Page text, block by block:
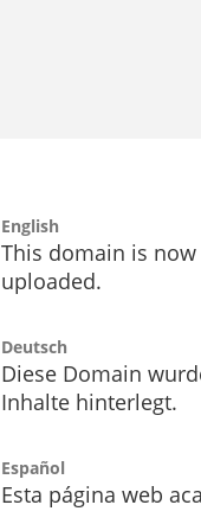
English
This domain is
uploaded.
Deutsch
Diese Domain
Inhalte hinterlegt.
Español
Esta página web